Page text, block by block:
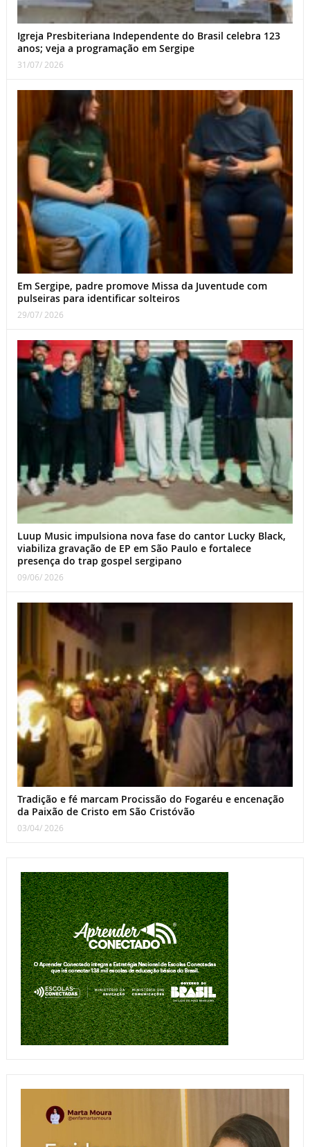
Igreja Presbiteriana Independente do Brasil celebra 123
anos; veja a programação em Sergipe
31/07/ 2026
Em Sergipe, padre promove Missa da Juventude com
pulseiras para identificar solteiros
29/07/ 2026
Luup Music impulsiona nova fase do cantor Lucky Black,
viabiliza gravação de EP em São Paulo e fortalece
presença do trap gospel sergipano
09/06/ 2026
Tradição e fé marcam Procissão do Fogaréu e encenação
da Paixão de Cristo em São Cristóvão
03/04/ 2026